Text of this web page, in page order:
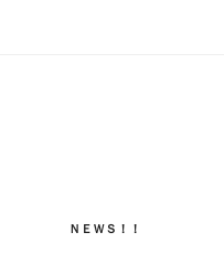
ＮＥＷＳ！！